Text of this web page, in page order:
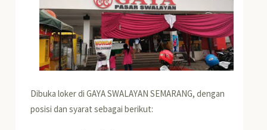
Dibuka loker di GAYA SWALAYAN SEMARANG, dengan
posisi dan syarat sebagai berikut: